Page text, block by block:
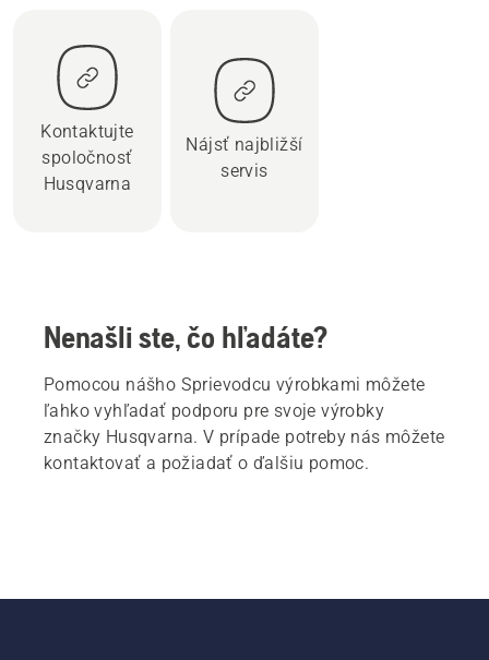
Kontaktujte
spoločnosť
Husqvarna
Nájsť najbližší
servis
Nenašli ste, čo hľadáte?
Pomocou nášho Sprievodcu výrobkami môžete
ľahko vyhľadať podporu pre svoje výrobky
značky Husqvarna. V prípade potreby nás môžete
kontaktovať a požiadať o ďalšiu pomoc.